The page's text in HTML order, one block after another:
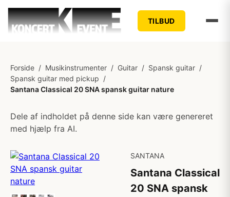
TILBUD
Forside / Musikinstrumenter / Guitar / Spansk guitar /
Spansk guitar med pickup /
Santana Classical 20 SNA spansk guitar nature
Dele af indholdet på denne side kan være genereret
med hjælp fra AI.
SANTANA
Santana Classical
20 SNA spansk